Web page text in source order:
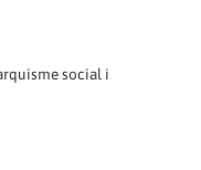
social i